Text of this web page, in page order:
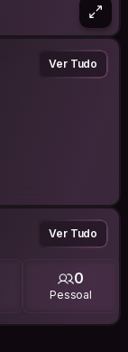
Ver Tudo
Ver Tudo
0
Pessoal